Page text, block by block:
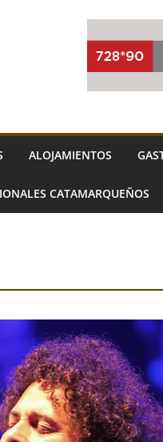
ALOJAMIENTOS
CATAMARQUEÑOS